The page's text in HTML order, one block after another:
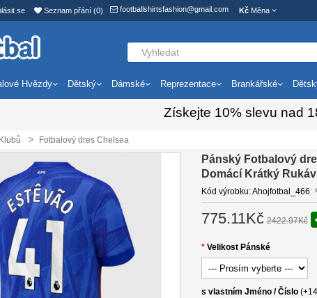
se Seznam přání (0) footballshirtsfashion@gmail.com Kč Měna
Hvězdy Dětský Dámské Reprezentace Brankářské
Získejte 10%slevu nad
Klubů Fotbalový dres Chelsea
Pánský Fotbalový
Domácí Krátký Rukáv
Kód výrobku: Ahojfotbal_466
775.11Kč 2422.97Kč
Velikost Pánské
s vlastním Jméno / Číslo